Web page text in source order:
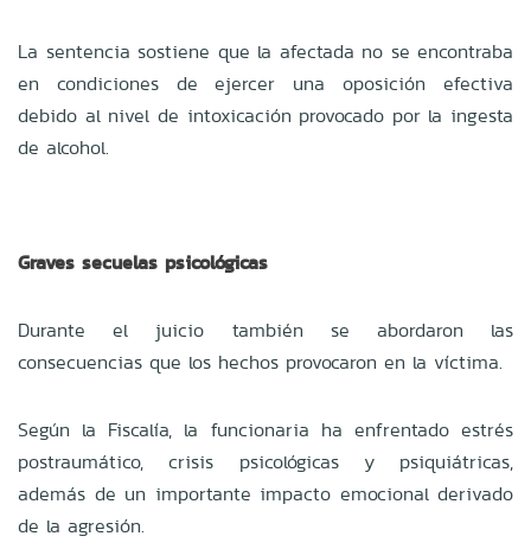
La sentencia sostiene que la afectada no se encontraba
en condiciones de ejercer una oposición efectiva
debido al nivel de intoxicación provocado por la ingesta
de alcohol.
Graves secuelas psicológicas
Durante el juicio también se abordaron las
consecuencias que los hechos provocaron en la víctima.
Según la Fiscalía, la funcionaria ha enfrentado estrés
postraumático, crisis psicológicas y psiquiátricas,
además de un importante impacto emocional derivado
de la agresión.